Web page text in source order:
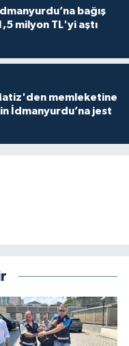
bağış
milyon TL'yi aştı
memleketine
İdmanyurdu’na jest